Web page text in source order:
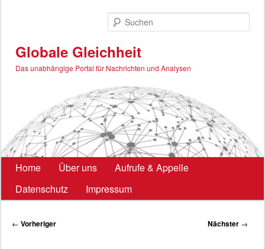
Globale Gleichheit
Das unabhängige Portal für Nachrichten und Analysen
Hauptmenü
Home Über uns
Aufrufe & Appelle
Datenschutz
Impressum
Beitragsnavigation
← Vorheriger Nächster →